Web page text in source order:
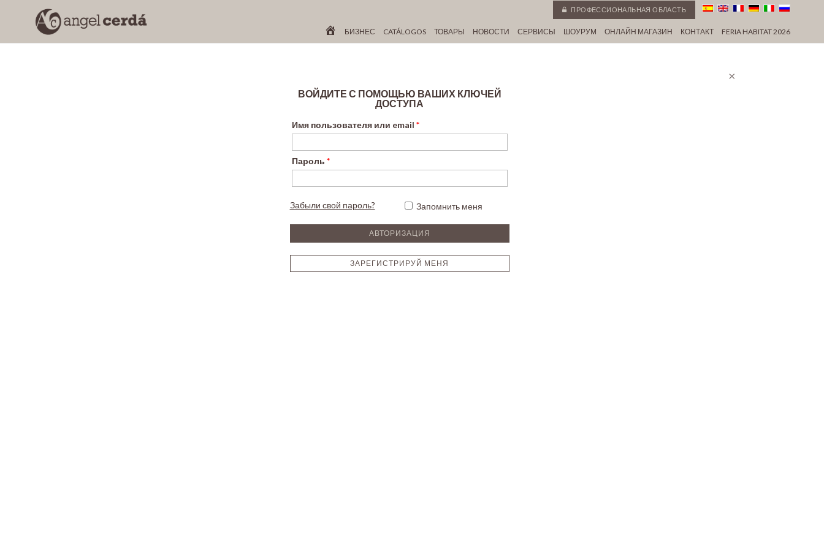
ПРОФЕССИОНАЛЬНАЯ ОБЛАСТЬ
БИЗНЕС CATÁLOGOS ТОВАРЫ НОВОСТИ СЕРВИСЫ ШОУРУМ ОНЛАЙН МАГАЗИН КОНТАКТ FERIA HABITAT 2026
ВОЙДИТЕ С ПОМОЩЬЮ ВАШИХ КЛЮЧЕЙ
ДОСТУПА
Имя пользователя или email *
Пароль *
Забыли свой пароль? Запомнить меня
ЗАРЕГИСТРИРУЙ МЕНЯ
×